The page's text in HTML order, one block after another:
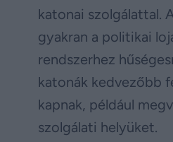
katonai szolgálattal.
gyakran a politikai
rendszerhez
katonák kedvezőbb
kapnak, például
szolgálati helyüket.